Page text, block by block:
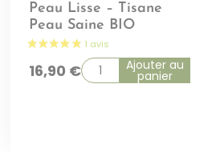
Peau Lisse – Tisane
Peau Saine BIO
16,90 € Ajouter au
panier